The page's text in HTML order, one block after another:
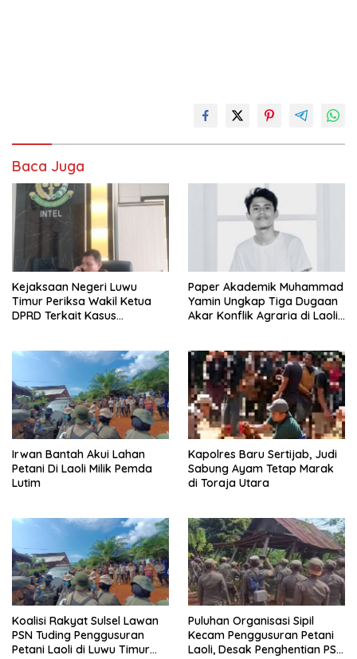
Baca Juga
Kejaksaan Negeri Luwu
Timur Periksa Wakil Ketua
DPRD Terkait Kasus
Paper Akademik Muhammad
Yamin Ungkap Tiga Dugaan
Akar Konflik Agraria di Laoli
Irwan Bantah Akui Lahan
Petani Di Laoli Milik Pemda
Lutim
Kapolres Baru Sertijab, Judi
Sabung Ayam Tetap Marak
di Toraja Utara
Koalisi Rakyat Sulsel Lawan
PSN Tuding Penggusuran
Petani Laoli di Luwu Timur
Puluhan Organisasi Sipil
Kecam Penggusuran Petani
Laoli, Desak Penghentian PSN